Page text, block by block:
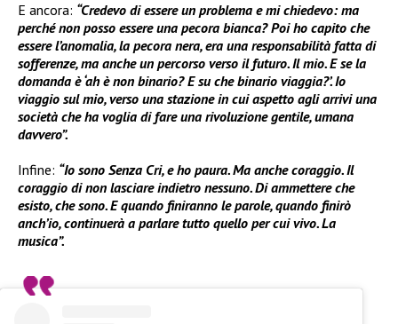
E ancora: “Credevo di essere un problema e mi chiedevo: ma
perché non posso essere una pecora bianca? Poi ho capito che
essere l’anomalia, la pecora nera, era una responsabilità fatta di
sofferenze, ma anche un percorso verso il futuro. Il mio. E se la
domanda è ‘ah è non binario? E su che binario viaggia?’. Io
viaggio sul mio, verso una stazione in cui aspetto agli arrivi una
società che ha voglia di fare una rivoluzione gentile, umana
davvero”.
Infine: “Io sono Senza Cri, e ho paura. Ma anche coraggio. Il
coraggio di non lasciare indietro nessuno. Di ammettere che
esisto, che sono. E quando finiranno le parole, quando finirò
anch’io, continuerà a parlare tutto quello per cui vivo. La
musica”.